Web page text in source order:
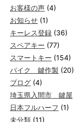
お客様の声 (4)
お知らせ (1)
キーレス登録 (36)
スペアキー (77)
スマートキー (154)
バイク 鍵作製 (20)
ブログ (4)
埼玉県入間市 鍵屋
日本フルハーフ (1)
未分類 (11)